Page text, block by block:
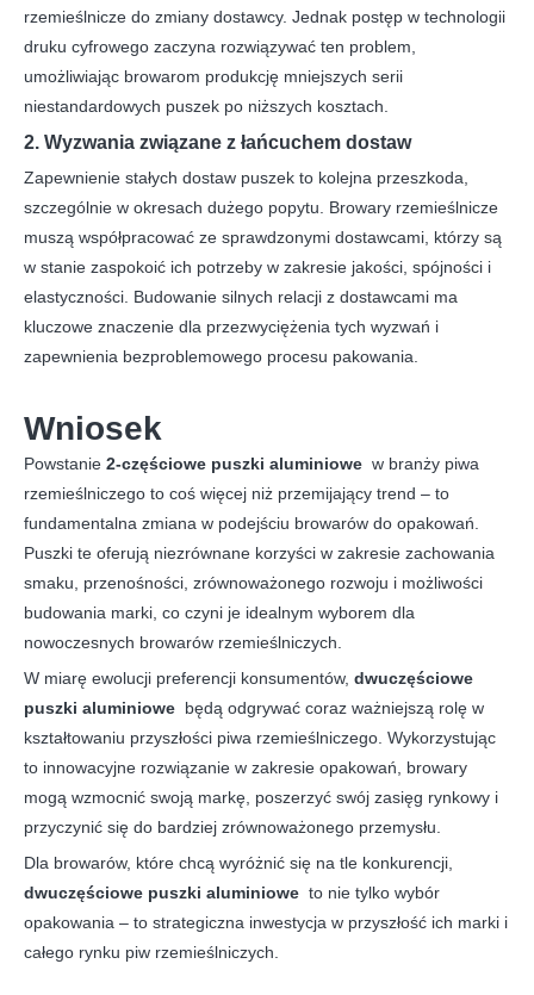
rzemieślnicze do zmiany dostawcy. Jednak postęp w technologii
druku cyfrowego zaczyna rozwiązywać ten problem,
umożliwiając browarom produkcję mniejszych serii
niestandardowych puszek po niższych kosztach.
2. Wyzwania związane z łańcuchem dostaw
Zapewnienie stałych dostaw puszek to kolejna przeszkoda,
szczególnie w okresach dużego popytu. Browary rzemieślnicze
muszą współpracować ze sprawdzonymi dostawcami, którzy są
w stanie zaspokoić ich potrzeby w zakresie jakości, spójności i
elastyczności. Budowanie silnych relacji z dostawcami ma
kluczowe znaczenie dla przezwyciężenia tych wyzwań i
zapewnienia bezproblemowego procesu pakowania.
Wniosek
Powstanie 2-częściowe puszki aluminiowe w branży piwa
rzemieślniczego to coś więcej niż przemijający trend – to
fundamentalna zmiana w podejściu browarów do opakowań.
Puszki te oferują niezrównane korzyści w zakresie zachowania
smaku, przenośności, zrównoważonego rozwoju i możliwości
budowania marki, co czyni je idealnym wyborem dla
nowoczesnych browarów rzemieślniczych.
W miarę ewolucji preferencji konsumentów, dwuczęściowe
puszki aluminiowe będą odgrywać coraz ważniejszą rolę w
kształtowaniu przyszłości piwa rzemieślniczego. Wykorzystując
to innowacyjne rozwiązanie w zakresie opakowań, browary
mogą wzmocnić swoją markę, poszerzyć swój zasięg rynkowy i
przyczynić się do bardziej zrównoważonego przemysłu.
Dla browarów, które chcą wyróżnić się na tle konkurencji,
dwuczęściowe puszki aluminiowe to nie tylko wybór
opakowania – to strategiczna inwestycja w przyszłość ich marki i
całego rynku piw rzemieślniczych.